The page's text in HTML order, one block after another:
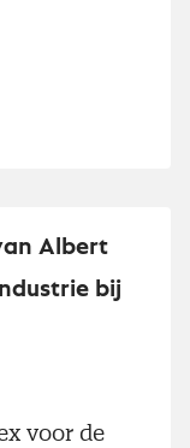
Albert
bij
voor de